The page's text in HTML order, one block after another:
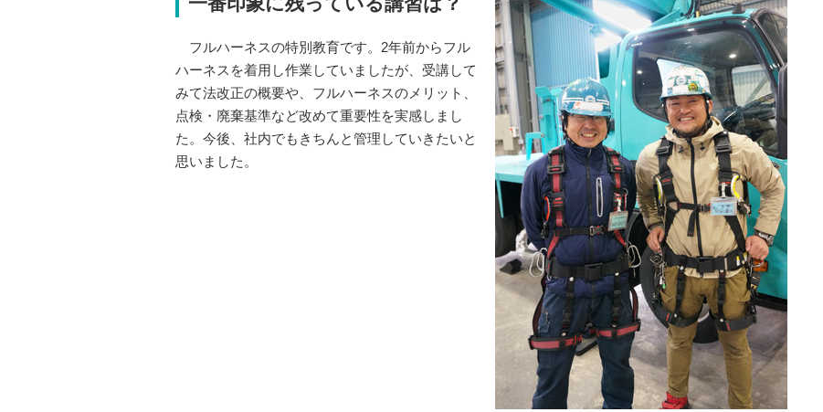
フルハーネスの特別教育です。2年前からフル
ハーネスを着用し作業していましたが、受講して
みて法改正の概要や、フルハーネスのメリット、
点検・廃棄基準など改めて重要性を実感しまし
た。今後、社内でもきちんと管理していきたいと
思いました。